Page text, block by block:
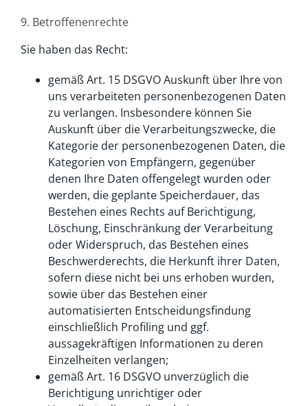
9. Betroffenenrechte
Sie haben das Recht:
gemäß Art. 15 DSGVO Auskunft über Ihre von
uns verarbeiteten personenbezogenen Daten
zu verlangen. Insbesondere können Sie
Auskunft über die Verarbeitungszwecke, die
Kategorie der personenbezogenen Daten, die
Kategorien von Empfängern, gegenüber
denen Ihre Daten offengelegt wurden oder
werden, die geplante Speicherdauer, das
Bestehen eines Rechts auf Berichtigung,
Löschung, Einschränkung der Verarbeitung
oder Widerspruch, das Bestehen eines
Beschwerderechts, die Herkunft ihrer Daten,
sofern diese nicht bei uns erhoben wurden,
sowie über das Bestehen einer
automatisierten Entscheidungsfindung
einschließlich Profiling und ggf.
aussagekräftigen Informationen zu deren
Einzelheiten verlangen;
gemäß Art. 16 DSGVO unverzüglich die
Berichtigung unrichtiger oder